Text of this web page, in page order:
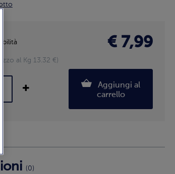
€ 7,99
al Kg 13.32 €)
Aggiungi al
carrello
(0)